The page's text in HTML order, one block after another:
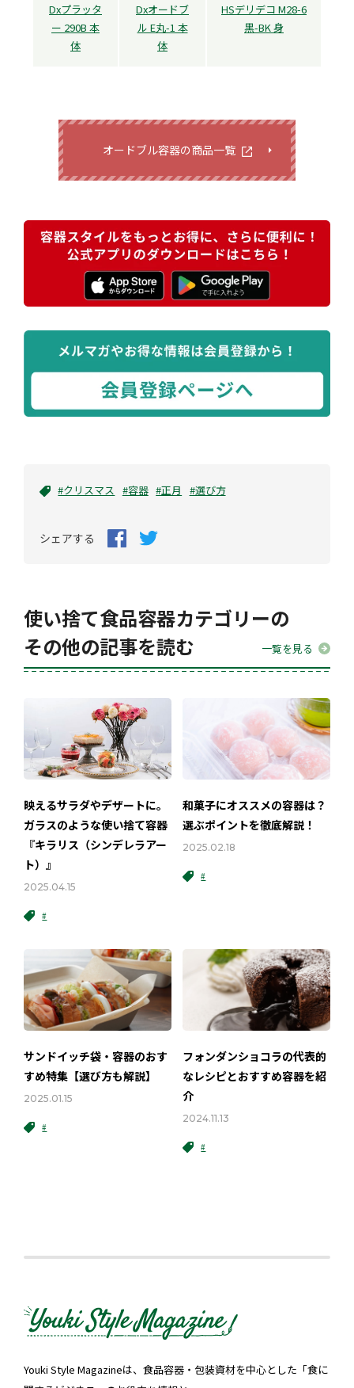
Dxプラッタ
ー 290B 本
体
Dxオードブ
ル E丸-1 本
体
HSデリデコ M28-6
黒-BK 身
オードブル容器の商品一覧
#クリスマス #容器 #正月 #選び方
シェアする
使い捨て食品容器カテゴリーの
その他の記事を読む
一覧を見る
映えるサラダやデザートに。
ガラスのような使い捨て容器
『キラリス（シンデレラアー
ト）』
2025.04.15
#
和菓子にオススメの容器は？
選ぶポイントを徹底解説！
2025.02.18
#
サンドイッチ袋・容器のおす
すめ特集【選び方も解説】
2025.01.15
#
フォンダンショコラの代表的
なレシピとおすすめ容器を紹
介
2024.11.13
#
Youki Style Magazineは、食品容器・包装資材を中心とした「食に